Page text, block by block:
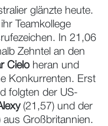
glänzte heute.
Teamkollege
In 21,06
Zehntel an den
Cielo heran und
Konkurrenten. Erst
folgten der US-
(21,57) und der
aus Großbritannien.